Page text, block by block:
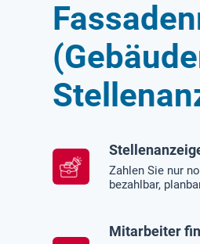
Zahlen Sie nur
bezahlbar,
Mitarbeiter